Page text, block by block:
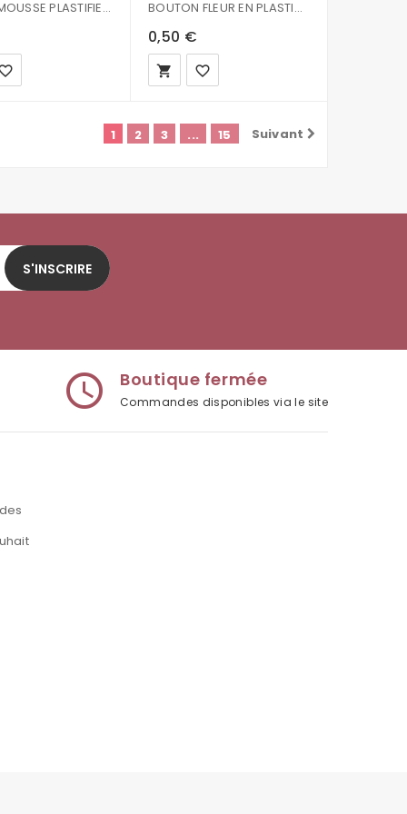
COEUR MOUSSE PLASTIFIE - VERT D EAU BOUTON FLEUR EN PLASTIQUE - TURQUOISE OR 2.5CM
0,50 €
local_grocery_store favorite_border
1 2 3 ... 15 Suivant
S'INSCRIRE
access_time Boutique fermée
Commandes disponibles via le site